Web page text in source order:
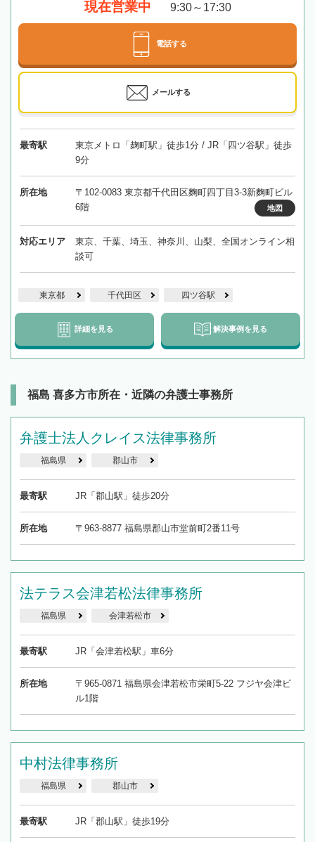
現在営業中 9:30～17:30
電話する
メールする
最寄駅
東京メトロ「麹町駅」徒歩1分 / JR「四ツ谷駅」徒歩
9分
所在地
〒102-0083 東京都千代田区麴町四丁目3-3新麴町ビル
6階
地図
対応エリア
東京、千葉、埼玉、神奈川、山梨、全国オンライン相
談可
東京都 千代田区 四ツ谷駅
詳細を見る 解決事例を見る
福島 喜多方市所在・近隣の弁護士事務所
弁護士法人クレイス法律事務所
福島県 郡山市
最寄駅 JR「郡山駅」徒歩20分
所在地 〒963-8877 福島県郡山市堂前町2番11号
法テラス会津若松法律事務所
福島県 会津若松市
最寄駅 JR「会津若松駅」車6分
所在地
〒965-0871 福島県会津若松市栄町5-22 フジヤ会津ビ
ル1階
中村法律事務所
福島県 郡山市
最寄駅 JR「郡山駅」徒歩19分